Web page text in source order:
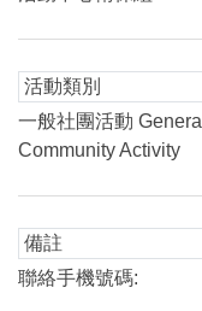
活動類別
一般社團活動 General
Community Activity
備註
聯絡手機號碼: